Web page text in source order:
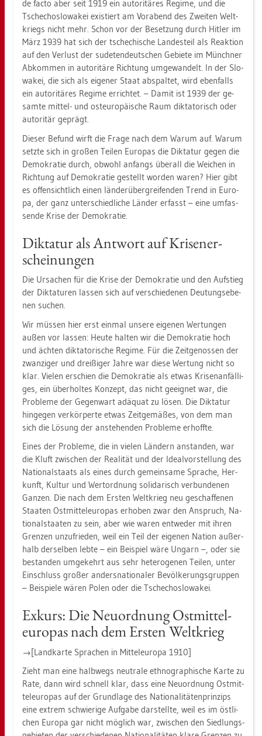
de facto aber seit 1919 ein au­to­ri­tä­res Re­gime, und die
Tsche­cho­slo­wa­kei exis­tiert am Vor­abend des Zwei­ten Welt­
kriegs nicht mehr. Schon vor der Be­set­zung durch Hit­ler im
März 1939 hat sich der tsche­chi­sche Lan­des­teil als Re­ak­ti­on
auf den Ver­lust der su­de­ten­deut­schen Ge­bie­te im Münch­ner
Ab­kom­men in au­to­ri­tä­re Rich­tung um­ge­wan­delt. In der Slo­
wa­kei, die sich als ei­ge­ner Staat ab­spal­tet, wird eben­falls
ein au­to­ri­tä­res Re­gime er­rich­tet. – Damit ist 1939 der ge­
sam­te mit­tel- und ost­eu­ro­päi­sche Raum dik­ta­to­risch oder
au­to­ri­tär ge­prägt.
Die­ser Be­fund wirft die Frage nach dem Warum auf. Warum
setz­te sich in gro­ßen Tei­len Eu­ro­pas die Dik­ta­tur gegen die
De­mo­kra­tie durch, ob­wohl an­fangs über­all die Wei­chen in
Rich­tung auf De­mo­kra­tie ge­stellt wor­den waren? Hier gibt
es of­fen­sicht­lich einen län­der­über­grei­fen­den Trend in Eu­ro­
pa, der ganz un­ter­schied­li­che Län­der er­fasst – eine um­fas­
sen­de Krise der De­mo­kra­tie.
Dik­ta­tur als Ant­wort auf Kri­sen­er­
schei­nun­gen
Die Ur­sa­chen für die Krise der De­mo­kra­tie und den Auf­stieg
der Dik­ta­tu­ren las­sen sich auf ver­schie­de­nen Deu­tungs­ebe­
nen su­chen.
Wir müs­sen hier erst ein­mal un­se­re ei­ge­nen Wer­tun­gen
außen vor las­sen: Heute hal­ten wir die De­mo­kra­tie hoch
und äch­ten dik­ta­to­ri­sche Re­gime. Für die Zeit­ge­nos­sen der
zwan­zi­ger und drei­ßi­ger Jahre war diese Wer­tung nicht so
klar. Vie­len er­schien die De­mo­kra­tie als etwas Kri­sen­an­fäl­li­
ges, ein über­hol­tes Kon­zept, das nicht ge­eig­net war, die
Pro­ble­me der Ge­gen­wart ad­äquat zu lösen. Die Dik­ta­tur
hin­ge­gen ver­kör­per­te etwas Zeit­ge­mä­ßes, von dem man
sich die Lö­sung der an­ste­hen­den Pro­ble­me er­hoff­te.
Eines der Pro­ble­me, die in vie­len Län­dern an­stan­den, war
die Kluft zwi­schen der Rea­li­tät und der Ide­al­vor­stel­lung des
Na­tio­nal­staats als eines durch ge­mein­sa­me Spra­che, Her­
kunft, Kul­tur und Wert­ord­nung so­li­da­risch ver­bun­de­nen
Gan­zen. Die nach dem Ers­ten Welt­krieg neu ge­schaf­fe­nen
Staa­ten Ost­mit­tel­eu­ro­pas er­ho­ben zwar den An­spruch, Na­
tio­nal­staa­ten zu sein, aber wie waren ent­we­der mit ihren
Gren­zen un­zu­frie­den, weil ein Teil der ei­ge­nen Na­ti­on au­ßer­
halb der­sel­ben lebte – ein Bei­spiel wäre Un­garn –, oder sie
be­stan­den um­ge­kehrt aus sehr he­te­ro­ge­nen Tei­len, unter
Ein­schluss gro­ßer an­ders­na­tio­na­ler Be­völ­ke­rungs­grup­pen
– Bei­spie­le wären Polen oder die Tsche­cho­slo­wa­kei.
Ex­kurs: Die Neu­ord­nung Ost­mit­tel­
eu­ro­pas nach dem Ers­ten Welt­krieg
→[Land­kar­te Spra­chen in Mit­tel­eu­ro­pa 1910]
Zieht man eine halb­wegs neu­tra­le eth­no­gra­phi­sche Karte zu
Rate, dann wird schnell klar, dass eine Neu­ord­nung Ost­mit­
tel­eu­ro­pas auf der Grund­la­ge des Na­tio­na­li­tä­ten­prin­zips
eine ex­trem schwie­ri­ge Auf­ga­be dar­stell­te, weil es im öst­li­
chen Eu­ro­pa gar nicht mög­lich war, zwi­schen den Sied­lungs­